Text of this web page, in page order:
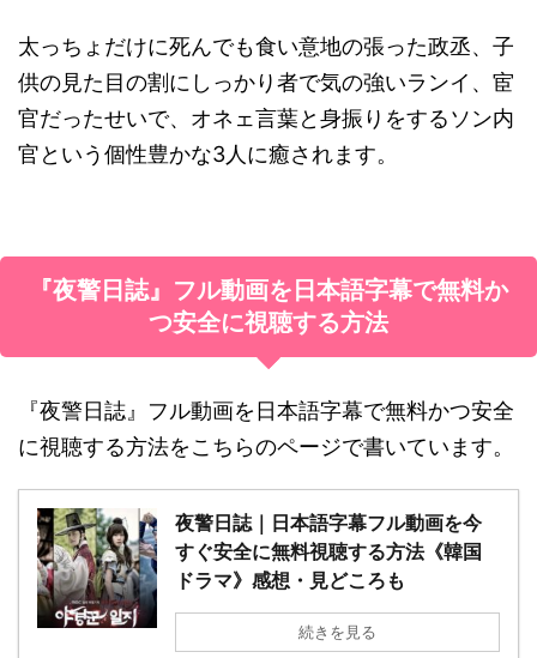
太っちょだけに死んでも食い意地の張った政丞、子
供の見た目の割にしっかり者で気の強いランイ、宦
官だったせいで、オネェ言葉と身振りをするソン内
官という個性豊かな3人に癒されます。
『夜警日誌』フル動画を日本語字幕で無料か
つ安全に視聴する方法
『夜警日誌』フル動画を日本語字幕で無料かつ安全
に視聴する方法をこちらのページで書いています。
夜警日誌｜日本語字幕フル動画を今
すぐ安全に無料視聴する方法《韓国
ドラマ》感想・見どころも
続きを見る